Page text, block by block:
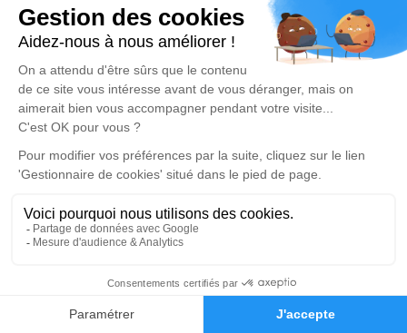
Faire-part Hommages
laisser vos condoléances, partager des photos
souvenirs, une anecdote ou exprimer vos pensées
à travers des poèmes ou des textes. Cet endroit
est un lieu d'expression dédié à honorer la
mémoire de Christiane MODINA.
Un service de plantation d’arbre hommage est
disponible ici.
Je rends hommage
Ce service se déroulera dans l'intimité
familiale